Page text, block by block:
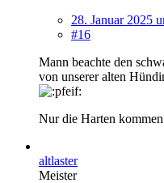
28. Januar 2025
#16
Mann beachte den
von unserer alten
Nur die Harten
altlaster
Meister